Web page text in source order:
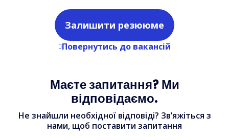
Повернутись до вакансій
Залишити резююме
Маєте запитання? Ми
відповідаємо.
Не знайшли необхідної відповіді? Зв’яжіться з
нами, щоб поставити запитання